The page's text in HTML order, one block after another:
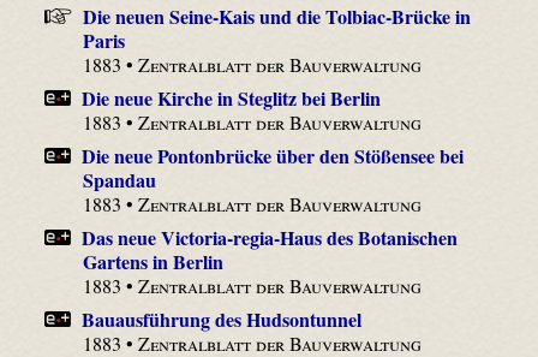
Die neuen Seine-Kais und die Tolbiac-Brücke in
Paris
1883 •Zentralblatt der Bauverwaltung
Die neue Kirche in Steglitz bei Berlin
1883 •Zentralblatt der Bauverwaltung
Die neue Pontonbrücke über den Stößensee bei
Spandau
1883 •Zentralblatt der Bauverwaltung
Das neue Victoria-regia-Haus des Botanischen
Gartens in Berlin
1883 •Zentralblatt der Bauverwaltung
Bauausführung des Hudsontunnel
1883 •Zentralblatt der Bauverwaltung